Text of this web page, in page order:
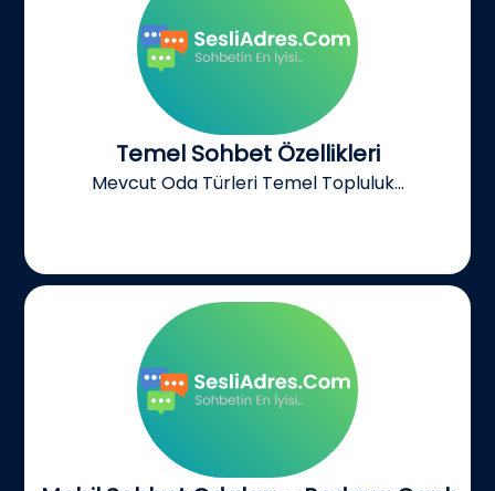
Temel Sohbet Özellikleri
Mevcut Oda Türleri Temel Topluluk...